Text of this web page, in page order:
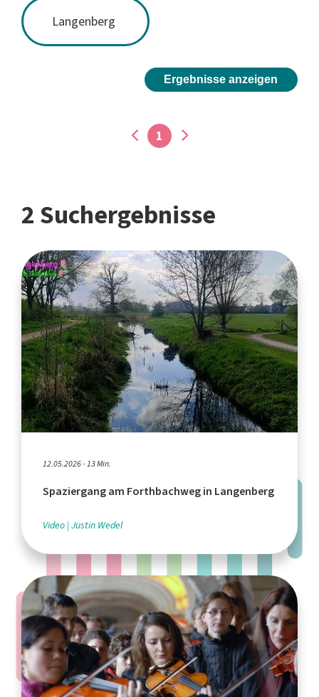
Ergebnisse anzeigen
1
2 Suchergebnisse
12.05.2026 - 13 Min.
Spaziergang am Forthbachweg in Langenberg
Video Justin Wedel